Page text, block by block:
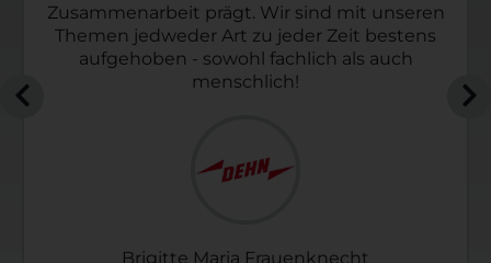
Brigitte Maria Frauenknecht
Zusammenarbeit prägt. Wir sind mit unseren
Themen jedweder Art zu jeder Zeit bestens
aufgehoben - sowohl fachlich als auch
menschlich!